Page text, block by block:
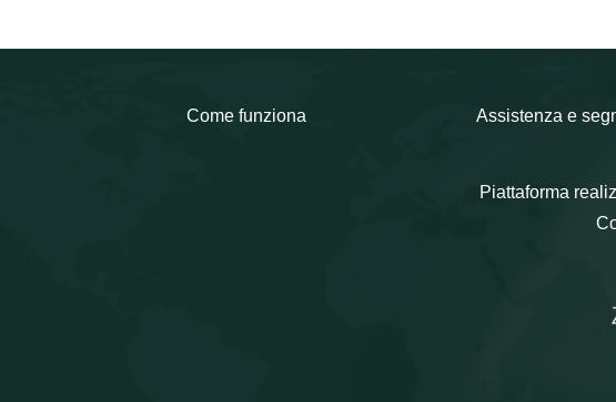
Come funziona Assistenza e
Piattaforma